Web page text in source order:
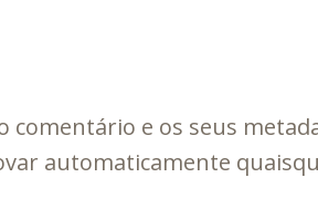
comentário e os seus
automaticamente